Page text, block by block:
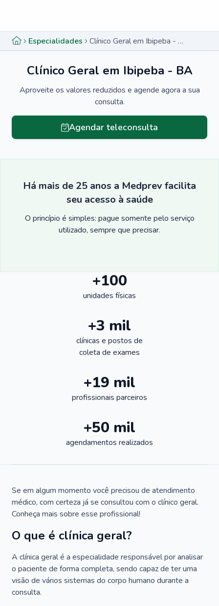
Especialidades Clínico Geral em Ibipeba - BA
Clínico Geral em Ibipeba - BA
Aproveite os valores reduzidos e agende agora a sua
consulta.
Agendar teleconsulta
Há mais de 25 anos a Medprev facilita
seu acesso à saúde
O princípio é simples: pague somente pelo serviço
utilizado, sempre que precisar.
+100
unidades físicas
+3 mil
clínicas e postos de
coleta de exames
+19 mil
profissionais parceiros
+50 mil
agendamentos realizados
Se em algum momento você precisou de atendimento
médico, com certeza já se consultou com o clínico geral.
Conheça mais sobre esse profissional!
O que é clínica geral?
A clínica geral é a especialidade responsável por analisar
o paciente de forma completa, sendo capaz de ter uma
visão de vários sistemas do corpo humano durante a
consulta.